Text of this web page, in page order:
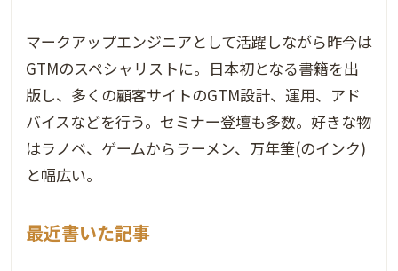
マークアップエンジニアとして活躍しながら昨今は
GTMのスペシャリストに。日本初となる書籍を出
版し、多くの顧客サイトのGTM設計、運用、アド
バイスなどを行う。セミナー登壇も多数。好きな物
はラノベ、ゲームからラーメン、万年筆(のインク)
と幅広い。
最近書いた記事